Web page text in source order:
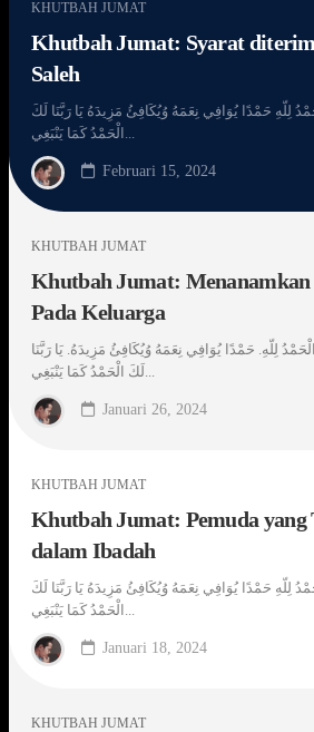
KHUTBAH JUMAT
Khutbah Jumat: Syarat
Saleh
لِلّهِ حَمْدًا يُوَافِي نِعَمَهُ وُيُكَافِئُ مَزِيدَهُ يَا رَبَّنَا لَكَ
الْحَمْدُ كَمَا يَنْبَغِي...
Februari 15, 2024
KHUTBAH JUMAT
Khutbah Jumat:
Pada Keluarga
لِلّهِ. حَمْدًا يُوَافِي نِعَمَهُ وُيُكَافِئُ مَزِيدَهُ. يَا رَبَّنَا
لَكَ الْحَمْدُ كَمَا يَنْبَغِي...
Januari 26, 2024
KHUTBAH JUMAT
Khutbah Jumat: Pemuda yang
dalam Ibadah
لِلّهِ حَمْدًا يُوَافِي نِعَمَهُ وُيُكَافِئُ مَزِيدَهُ يَا رَبَّنَا لَكَ
الْحَمْدُ كَمَا يَنْبَغِي...
Januari 18, 2024
KHUTBAH JUMAT